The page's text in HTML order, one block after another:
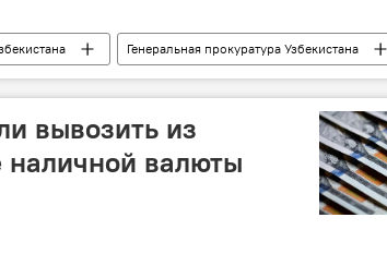
Генеральная прокуратура Узбекистана
гостиница Узбекистан Ташкент
вывозить из
наличной валюты